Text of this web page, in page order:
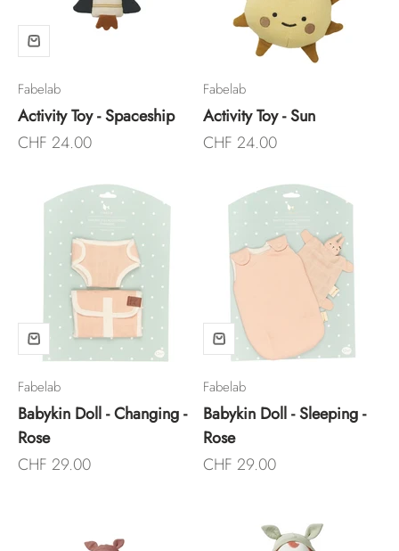
Fabelab
Activity Toy - Spaceship
Angebot
CHF 24.00
Fabelab
Activity Toy - Sun
Angebot
CHF 24.00
Fabelab
Babykin Doll - Changing -
Rose
Angebot
CHF 29.00
Fabelab
Babykin Doll - Sleeping -
Rose
Angebot
CHF 29.00